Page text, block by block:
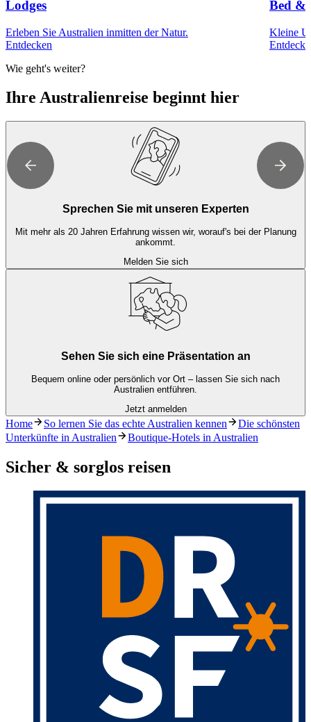
Lodges
Erleben Sie Australien inmitten der Natur.
Entdecken
Bed &
Kleine
Wie geht's weiter?
Ihre Australienreise beginnt hier
Sprechen Sie mit unseren Experten
Mit mehr als 20 Jahren Erfahrung wissen wir, worauf's bei der Planung
ankommt.
Melden Sie sich
Sehen Sie sich eine Präsentation an
Bequem online oder persönlich vor Ort – lassen Sie sich nach
Australien entführen.
Jetzt anmelden
Home So lernen Sie das echte Australien kennen
Die schönsten
Unterkünfte in Australien
Boutique-Hotels in Australien
Sicher & sorglos reisen